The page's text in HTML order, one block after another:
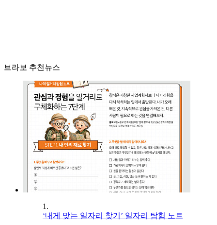
브라보 추천뉴스
1.
‘내게 맞는 일자리 찾기’ 일자리 탐험 노트